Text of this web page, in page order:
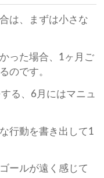
は、まずは小さな
った場合、1ヶ月ご
のです。
る、6月にはマニュ
行動を書き出して1
ールが遠く感じて